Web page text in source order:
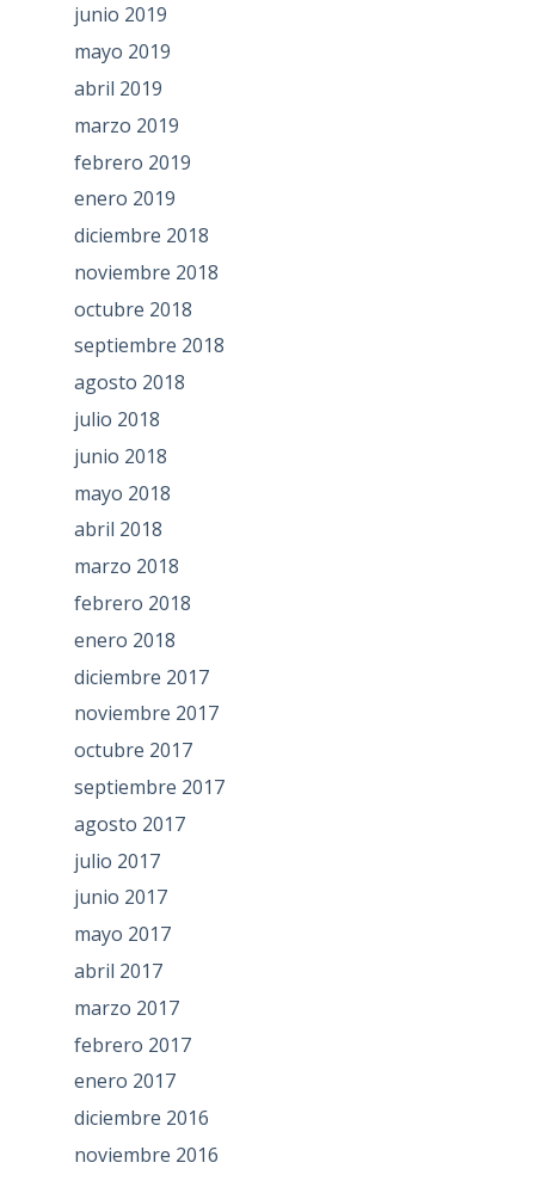
junio 2019
mayo 2019
abril 2019
marzo 2019
febrero 2019
enero 2019
diciembre 2018
noviembre 2018
octubre 2018
septiembre 2018
agosto 2018
julio 2018
junio 2018
mayo 2018
abril 2018
marzo 2018
febrero 2018
enero 2018
diciembre 2017
noviembre 2017
octubre 2017
septiembre 2017
agosto 2017
julio 2017
junio 2017
mayo 2017
abril 2017
marzo 2017
febrero 2017
enero 2017
diciembre 2016
noviembre 2016